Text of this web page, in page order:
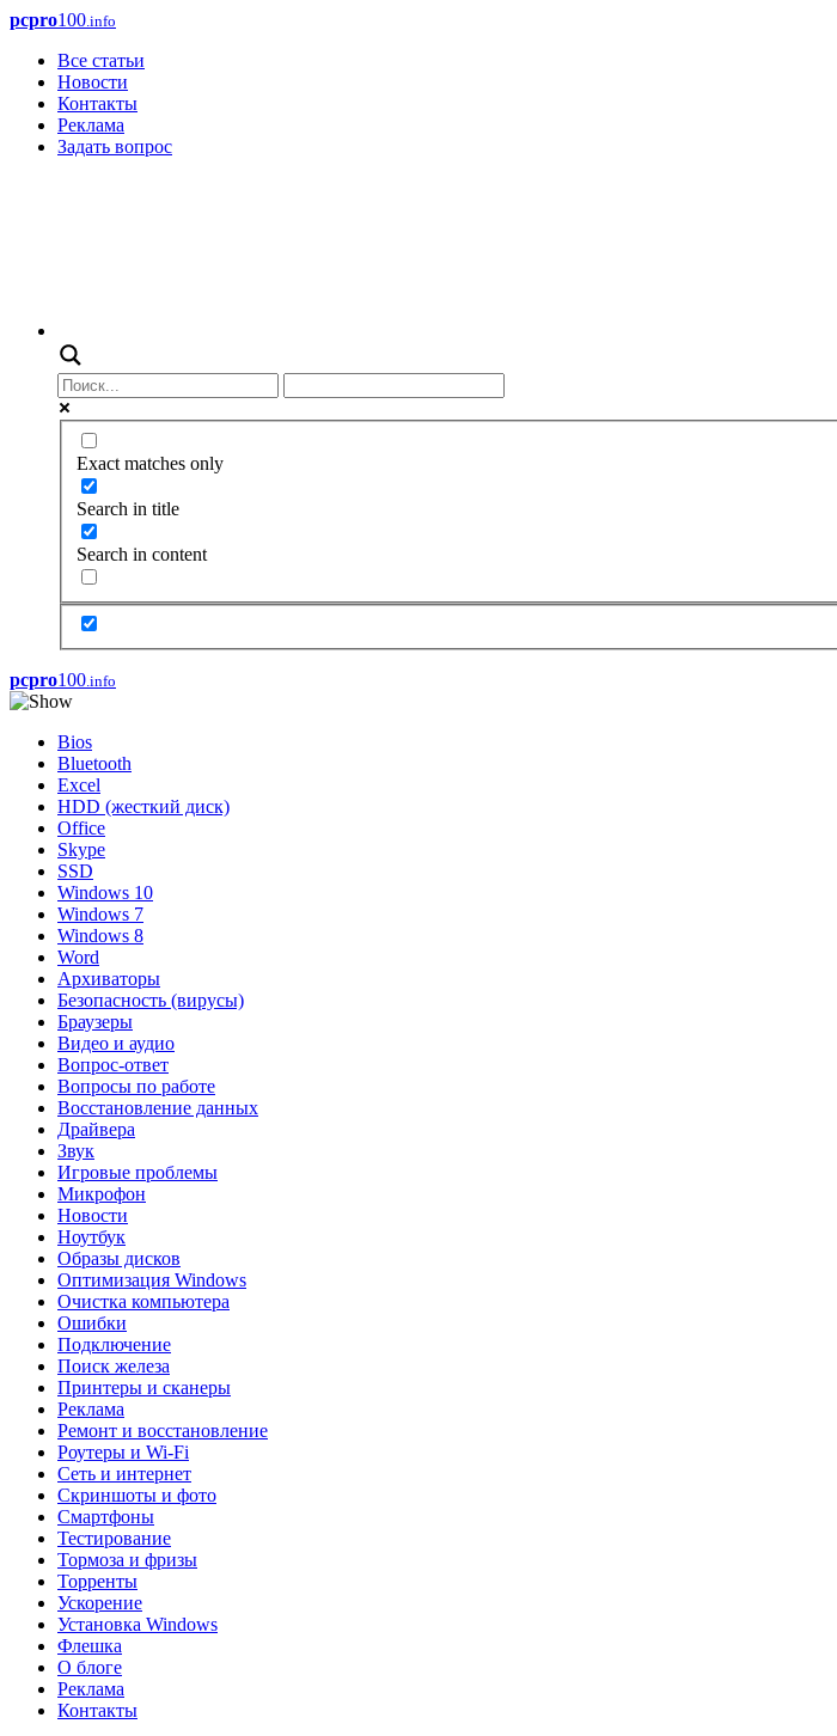
pcpro100.info
Все статьи
Новости
Контакты
Реклама
Задать вопрос
Exact matches only
Search in title
Search in content
pcpro100.info
Bios
Bluetooth
Excel
HDD (жесткий диск)
Office
Skype
SSD
Windows 10
Windows 7
Windows 8
Word
Архиваторы
Безопасность (вирусы)
Браузеры
Видео и аудио
Вопрос-ответ
Вопросы по работе
Восстановление данных
Драйвера
Звук
Игровые проблемы
Микрофон
Новости
Ноутбук
Образы дисков
Оптимизация Windows
Очистка компьютера
Ошибки
Подключение
Поиск железа
Принтеры и сканеры
Реклама
Ремонт и восстановление
Роутеры и Wi-Fi
Сеть и интернет
Скриншоты и фото
Смартфоны
Тестирование
Тормоза и фризы
Торренты
Ускорение
Установка Windows
Флешка
О блоге
Реклама
Контакты